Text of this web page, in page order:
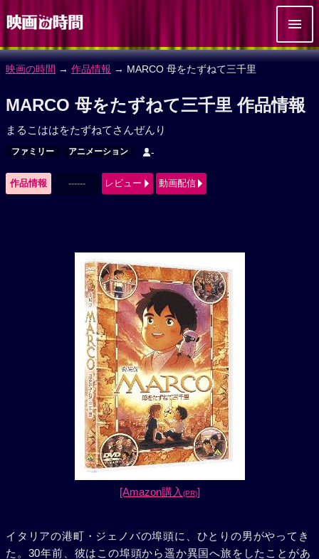
映画の時間 → 作品情報 → MARCO 母をたずねて三千里
MARCO 母をたずねて三千里 作品情報
まるこははをたずねてさんぜんり
ファミリー アニメーション -
作品情報 ------ レビュー 動画配信
[Amazon購入 (PR)]
イタリアの港町・ジェノバの埠頭に、ひとりの男がやってき
た。30年前、彼はこの埠頭から遥か異国へ旅をしたことがあ